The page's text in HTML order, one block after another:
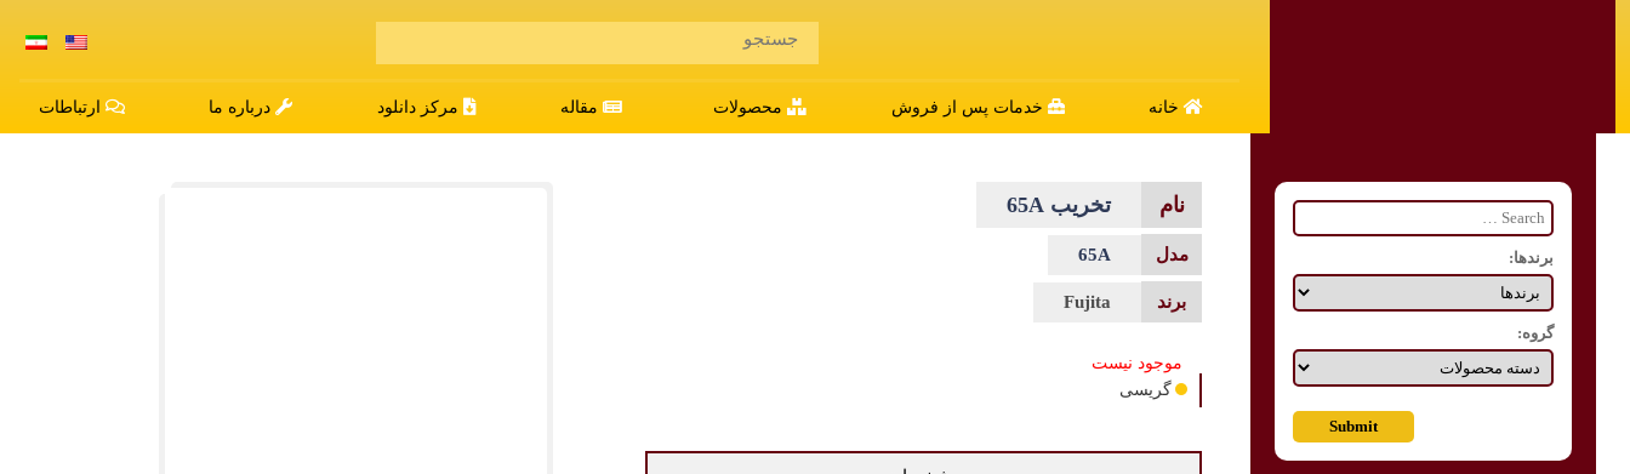
خانه خدمات پس از فروش محصولات مقاله مرکز دانلود درباره ما ارتباطات
برندها:
گروه:
تخریب 65A
65A
Fujita
موجود نیست
گریسی